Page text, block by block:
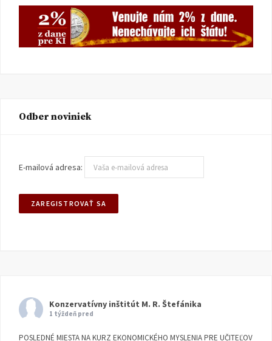
Odber noviniek
E-mailová adresa:
Konzervatívny inštitút M. R. Štefánika
1 týždeň pred
POSLEDNÉ MIESTA NA KURZ EKONOMICKÉHO MYSLENIA PRE UČITEĽOV